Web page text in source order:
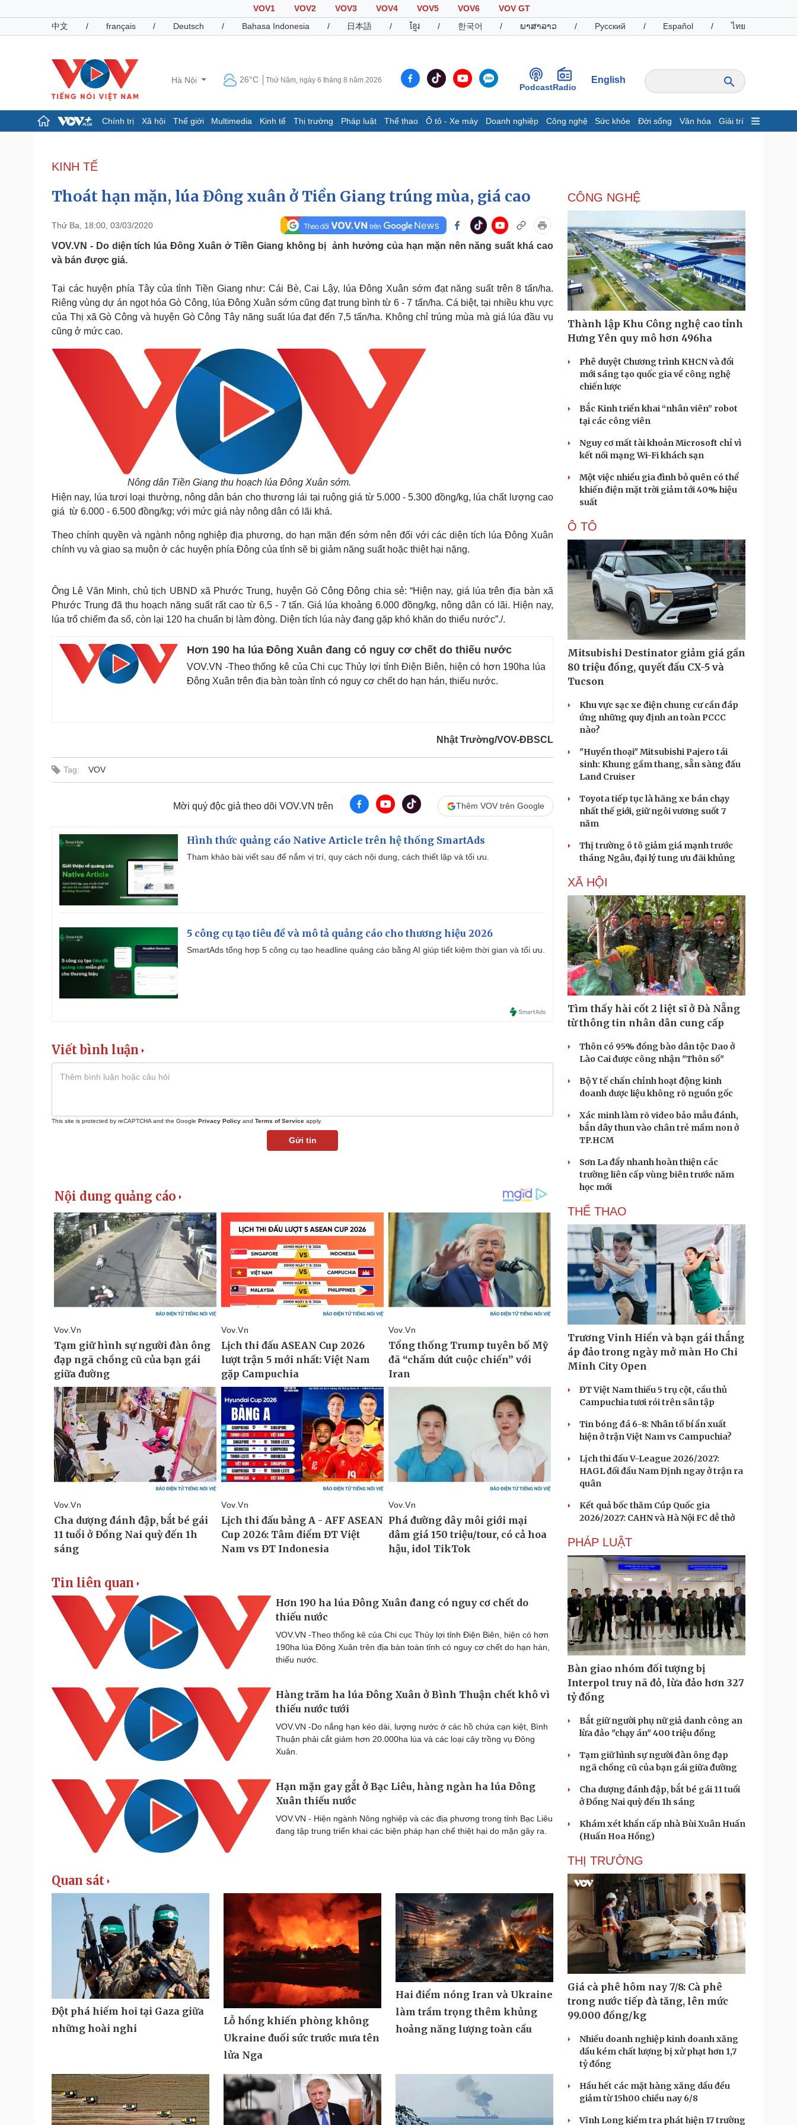
VOV1 VOV2 VOV3 VOV4 VOV5 VOV6
VOV GT
中文
/ français / Deutsch / Bahasa Indonesia / 日本語 / ខ្មែរ / 한국어 / ພາສາລາວ / Русский / Español / ไทย
Hà Nội 26°C Thứ Năm, ngày 6 tháng 8 năm 2026
PodcastRadio
English
Chính trị Xã hội Thế giới Multimedia Kinh tế Thị trường Pháp luật Thể thao Ô tô - Xe máy Doanh nghiệp Công nghệ Sức khỏe Đời sống Văn hóa Giải trí
Đảng
Tổ chức nhân sự
Nhận diện sự thật
Dấu ấn VOV
Hồ sơ
Infographic
Giá cà phê
Pháp luật
Vụ án
Tư vấn luật
Quân sự - Quốc phòng
Phân tích
Thể thao
Thế giới thể thao
eSports
Hậu trường
Ô tô - Xe máy
Tư vấn
Doanh nghiệp
Thông tin doanh nghiệp
Doanh nghiệp 24h
Doanh nhân
Vì cộng đồng
Công nghệ
Sành điệu
Tin Công nghệ
Trải nghiệm
Chuyển đổi số
Sức khỏe
Cây thuốc
Sản phụ khoa
Nhi khoa
Nam khoa
Làm đẹp - giảm cân
Phòng mạch online
Ăn sạch sống khỏe
Tình yêu - Gia đình
Di sản
Thời trang
Sao Việt
Podcast
Đọc truyện đêm khuya
Cửa sổ tình yêu
KINH TẾ
Thoát hạn mặn, lúa Đông xuân ở Tiền Giang trúng mùa, giá cao
Thứ Ba, 18:00, 03/03/2020
VOV.VN - Do diện tích lúa Đông Xuân ở Tiền Giang không bị ảnh hưởng của hạn mặn nên năng suất khá cao
và bán được giá.
Tại các huyện phía Tây của tỉnh Tiền Giang như: Cái Bè, Cai Lậy, lúa Đông Xuân sớm đạt năng suất trên 8 tấn/ha.
Riêng vùng dự án ngọt hóa Gò Công, lúa Đông Xuân sớm cũng đạt trung bình từ 6 - 7 tấn/ha. Cá biệt, tại nhiều khu vực
của Thị xã Gò Công và huyện Gò Công Tây năng suất lúa đạt đến 7,5 tấn/ha. Không chỉ trúng mùa mà giá lúa đầu vụ
cũng ở mức cao.
Nông dân Tiền Giang thu hoạch lúa Đông Xuân sớm.
Hiện nay, lúa tươi loại thường, nông dân bán cho thương lái tại ruộng giá từ 5.000 - 5.300 đồng/kg, lúa chất lượng cao
giá từ 6.000 - 6.500 đồng/kg; với mức giá này nông dân có lãi khá.
Theo chính quyền và ngành nông nghiệp địa phương, do hạn mặn đến sớm nên đối với các diện tích lúa Đông Xuân
chính vụ và giao sạ muộn ở các huyện phía Đông của tỉnh sẽ bị giảm năng suất hoặc thiệt hại nặng.
Ông Lê Văn Minh, chủ tịch UBND xã Phước Trung, huyện Gò Công Đông chia sẻ: “Hiện nay, giá lúa trên địa bàn xã
Phước Trung đã thu hoạch năng suất rất cao từ 6,5 - 7 tấn. Giá lúa khoảng 6.000 đồng/kg, nông dân có lãi. Hiện nay,
lúa trổ chiếm đa số, còn lại 120 ha chuẩn bị làm đòng. Diện tích lúa này đang gặp khó khăn do thiếu nước”./.
Hơn 190 ha lúa Đông Xuân đang có nguy cơ chết do thiếu nước
VOV.VN -Theo thống kê của Chi cục Thủy lợi tỉnh Điện Biên, hiện có hơn 190ha lúa
Đông Xuân trên địa bàn toàn tỉnh có nguy cơ chết do hạn hán, thiếu nước.
Nhật Trường/VOV-ĐBSCL
Tag: VOV
Mời quý độc giả theo dõi VOV.VN trên Thêm VOV trên Google
Hình thức quảng cáo Native Article trên hệ thống SmartAds
Tham khảo bài viết sau để nắm vị trí, quy cách nội dung, cách thiết lập và tối ưu.
5 công cụ tạo tiêu đề và mô tả quảng cáo cho thương hiệu 2026
SmartAds tổng hợp 5 công cụ tạo headline quảng cáo bằng AI giúp tiết kiệm thời gian và tối ưu.
Viết bình luận
This site is protected by reCAPTCHA and the Google Privacy Policy and Terms of Service apply.
Gửi tin
Tin liên quan
Hơn 190 ha lúa Đông Xuân đang có nguy cơ chết do
thiếu nước
VOV.VN -Theo thống kê của Chi cục Thủy lợi tỉnh Điện Biên, hiện có hơn
190ha lúa Đông Xuân trên địa bàn toàn tỉnh có nguy cơ chết do hạn hán,
thiếu nước.
Hàng trăm ha lúa Đông Xuân ở Bình Thuận chết khô vì
thiếu nước tưới
VOV.VN -Do nắng hạn kéo dài, lượng nước ở các hồ chứa cạn kiệt, Bình
Thuận phải cắt giảm hơn 20.000ha lúa và các loại cây trồng vụ Đông
Xuân.
Hạn mặn gay gắt ở Bạc Liêu, hàng ngàn ha lúa Đông
Xuân thiếu nước
VOV.VN - Hiện ngành Nông nghiệp và các địa phương trong tỉnh Bạc Liêu
đang tập trung triển khai các biện pháp hạn chế thiệt hại do mặn gây ra.
Quan sát
Đột phá hiếm hoi tại Gaza giữa
những hoài nghi
Lỗ hổng khiến phòng không
Ukraine đuối sức trước mưa tên
lửa Nga
Hai điểm nóng Iran và Ukraine
làm trầm trọng thêm khủng
hoảng năng lượng toàn cầu
CÔNG NGHỆ
Thành lập Khu Công nghệ cao tỉnh
Hưng Yên quy mô hơn 496ha
Phê duyệt Chương trình KHCN và đổi
mới sáng tạo quốc gia về công nghệ
chiến lược
Bắc Kinh triển khai “nhân viên” robot
tại các công viên
Nguy cơ mất tài khoản Microsoft chỉ vì
kết nối mạng Wi-Fi khách sạn
Một việc nhiều gia đình bỏ quên có thể
khiến điện mặt trời giảm tới 40% hiệu
suất
Ô TÔ
Mitsubishi Destinator giảm giá gần
80 triệu đồng, quyết đấu CX-5 và
Tucson
Khu vực sạc xe điện chung cư cần đáp
ứng những quy định an toàn PCCC
nào?
"Huyền thoại" Mitsubishi Pajero tái
sinh: Khung gầm thang, sẵn sàng đấu
Land Cruiser
Toyota tiếp tục là hãng xe bán chạy
nhất thế giới, giữ ngôi vương suốt 7
năm
Thị trường ô tô giảm giá mạnh trước
tháng Ngâu, đại lý tung ưu đãi khủng
XÃ HỘI
Tìm thấy hài cốt 2 liệt sĩ ở Đà Nẵng
từ thông tin nhân dân cung cấp
Thôn có 95% đồng bào dân tộc Dao ở
Lào Cai được công nhận "Thôn số"
Bộ Y tế chấn chỉnh hoạt động kinh
doanh dược liệu không rõ nguồn gốc
Xác minh làm rõ video bảo mẫu đánh,
bắn dây thun vào chân trẻ mầm non ở
TP.HCM
Sơn La đẩy nhanh hoàn thiện các
trường liên cấp vùng biên trước năm
học mới
THỂ THAO
Trương Vinh Hiển và bạn gái thắng
áp đảo trong ngày mở màn Ho Chi
Minh City Open
ĐT Việt Nam thiếu 5 trụ cột, cầu thủ
Campuchia tươi rói trên sân tập
Tin bóng đá 6-8: Nhân tố bí ẩn xuất
hiện ở trận Việt Nam vs Campuchia?
Lịch thi đấu V-League 2026/2027:
HAGL đối đầu Nam Định ngay ở trận ra
quân
Kết quả bốc thăm Cúp Quốc gia
2026/2027: CAHN và Hà Nội FC dễ thở
PHÁP LUẬT
Bàn giao nhóm đối tượng bị
Interpol truy nã đỏ, lừa đảo hơn 327
tỷ đồng
Bắt giữ người phụ nữ giả danh công an
lừa đảo "chạy án" 400 triệu đồng
Tạm giữ hình sự người đàn ông đạp
ngã chồng cũ của bạn gái giữa đường
Cha dượng đánh đập, bắt bé gái 11 tuổi
ở Đồng Nai quỳ đến 1h sáng
Khám xét khẩn cấp nhà Bùi Xuân Huấn
(Huấn Hoa Hồng)
THỊ TRƯỜNG
Giá cà phê hôm nay 7/8: Cà phê
trong nước tiếp đà tăng, lên mức
99.000 đồng/kg
Nhiều doanh nghiệp kinh doanh xăng
dầu kém chất lượng bị xử phạt hơn 1,7
tỷ đồng
Hầu hết các mặt hàng xăng dầu đều
giảm từ 15h00 chiều nay 6/8
Vĩnh Long kiểm tra phát hiện 17 trường